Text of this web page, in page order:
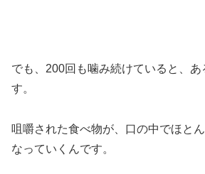
でも、200回も噛み続けていると、あ
す。
咀嚼された食べ物が、口の中でほと
なっていくんです。